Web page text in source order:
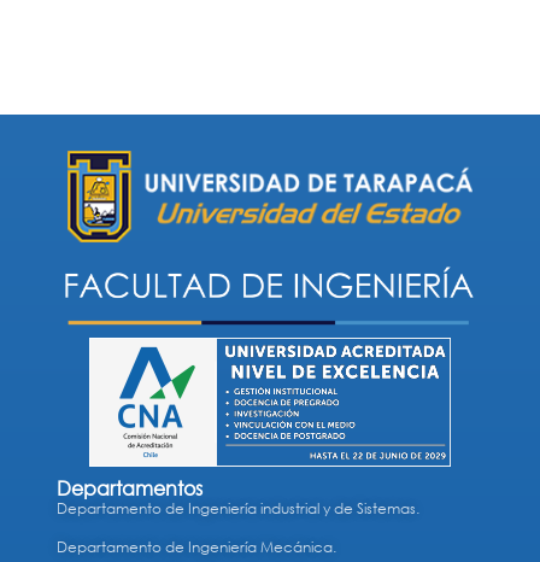
Departamentos
Departamento de Ingeniería industrial y de Sistemas.
Departamento de Ingeniería Mecánica.